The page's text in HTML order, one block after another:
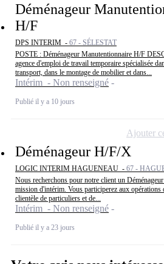
Déménageur
H/F
DPS INTERIM - 67 - SÉLESTAT
POSTE : Déménageur Manutentionnaire H/F
agence d'emploi de travail temporaire spécialisée
transport, dans le montage de mobilier et dans...
Intérim - Non renseigné
Publié il y a 10 jours
Déménageur H/F/X
LOGIC INTERIM HAGUENEAU - 67 -
Nous recherchons pour notre client un
mission d'intérim. Vous participerez aux opérations
clientèle de particuliers et de...
Intérim - Non renseigné
Publié il y a 23 jours
Ajouter